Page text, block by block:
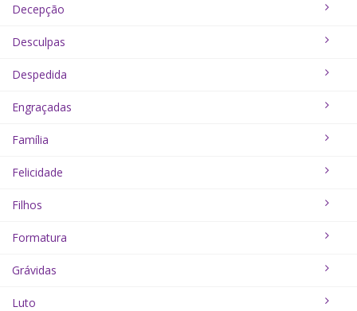
Decepção
Desculpas
Despedida
Engraçadas
Família
Felicidade
Filhos
Formatura
Grávidas
Luto